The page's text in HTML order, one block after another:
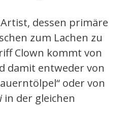
dessen primäre
zum Lachen zu
Clown kommt von
damit entweder von
oder von
in der gleichen